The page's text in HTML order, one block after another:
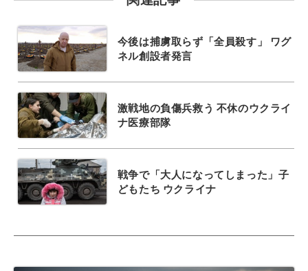
今後は捕虜取らず「全員殺す」 ワグ
ネル創設者発言
激戦地の負傷兵救う 不休のウクライ
ナ医療部隊
戦争で「大人になってしまった」子
どもたち ウクライナ